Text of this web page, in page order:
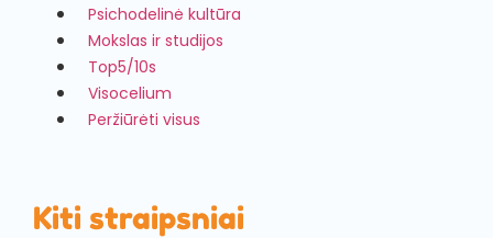
Psichodelinė kultūra
Mokslas ir studijos
Top5/10s
Visocelium
Peržiūrėti visus
Kiti straipsniai